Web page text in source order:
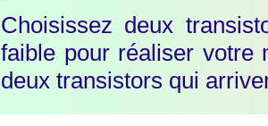
Choisissez deux
faible pour réaliser votre
deux transistors qui